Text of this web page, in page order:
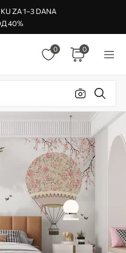
ZA 1–3 DANA
40%
0 0